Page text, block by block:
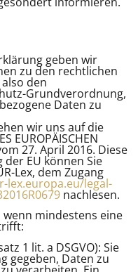
geben wir
zu den rechtlichen
den
Grundverordnung,
Daten zu
wir uns auf die
EUROPÄISCHEN
27. April 2016. Diese
EU können Sie
Lex, dem Zugang
lex.europa.eu/legal-
nachlesen.
mindestens eine
1 lit. a DSGVO): Sie
gegeben, Daten zu